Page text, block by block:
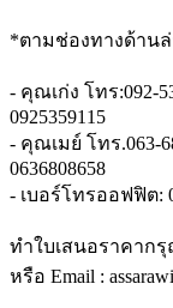
*ตามช่องทางด้าน
- คุณเก่ง โทร:092-
0925359115
- คุณเมย์ โทร.063-
0636808658
- เบอร์โทรออฟฟิต:
ทำใบเสนอราคากรุ
หรือ Email :